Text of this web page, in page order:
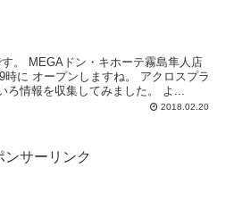
隼人店
プンしますね。 アクロスプラ
ザ隼人のメイン店舗。 いろいろ情報を収集してみました。 よ...
2018.02.20
ンサーリンク